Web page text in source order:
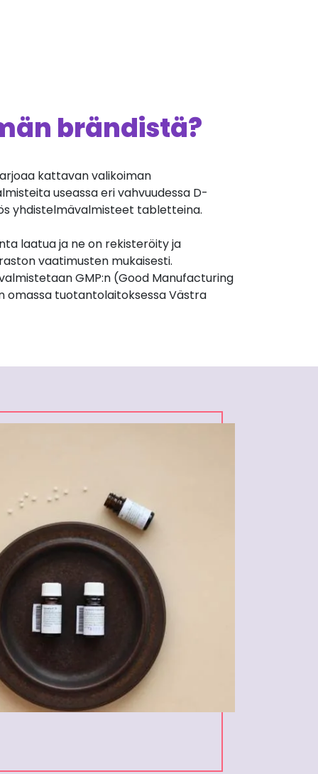
brändistä?
kattavan valikoiman
useassa eri vahvuudessa D-
yhdistelmävalmisteet tabletteina.
laatua ja ne on rekisteröity ja
vaatimusten mukaisesti.
GMP:n (Good Manufacturing
omassa tuotantolaitoksessa Västra